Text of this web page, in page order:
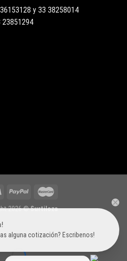
y 33 38258014
23851294
2026 ©Surtiloza
alguna cotización? Escribenos!